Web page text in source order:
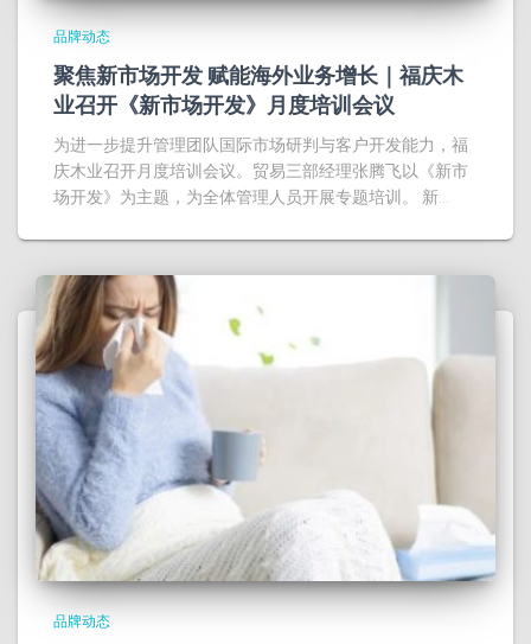
品牌动态
聚焦新市场开发 赋能海外业务增长｜福庆木
业召开《新市场开发》月度培训会议
为进一步提升管理团队国际市场研判与客户开发能力，福
庆木业召开月度培训会议。贸易三部经理张腾飞以《新市
场开发》为主题，为全体管理人员开展专题培训。 新…
品牌动态